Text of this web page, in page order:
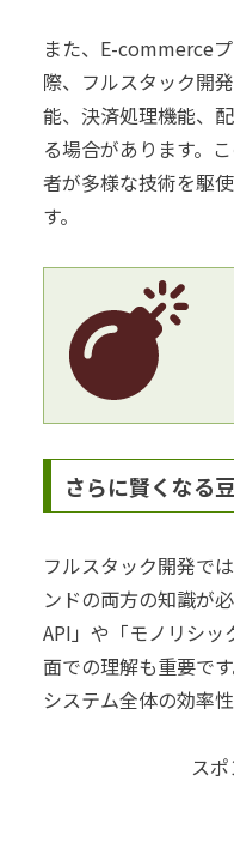
また、E-commerce
際、フルスタック開
能、決済処理機能、
る場合があります。
者が多様な技術を駆
す。
さらに賢くなる
フルスタック開発で
ンドの両方の知識が
API」や「モノリシッ
面での理解も重要で
システム全体の効率
ス